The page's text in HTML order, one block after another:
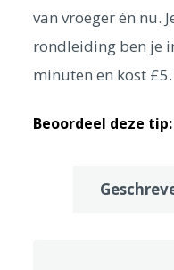
van vroeger én nu.
rondleiding ben je
minuten en kost
Beoordeel deze tip: